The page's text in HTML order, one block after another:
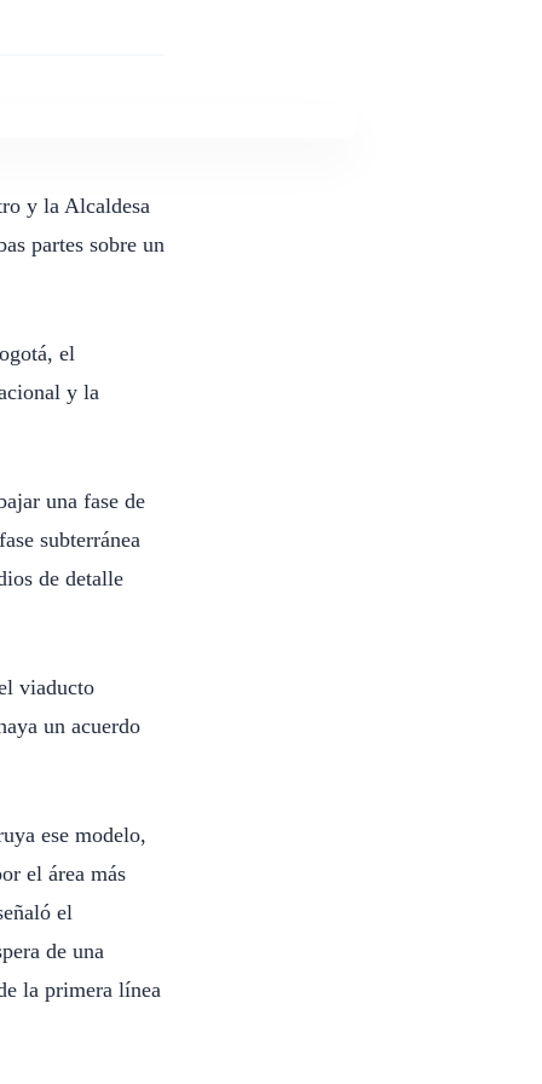
y la Alcaldesa
partes sobre un
el
y la
una fase de
subterránea
de detalle
viaducto
un acuerdo
ese modelo,
el área más
el
de una
la primera línea